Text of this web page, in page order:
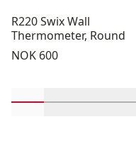
R220 Swix Wall
Thermometer, Round
Pris:
NOK 600